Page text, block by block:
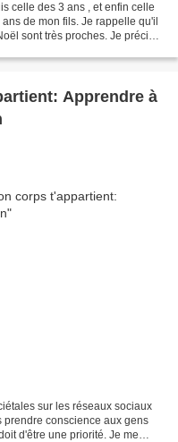
celle des 3 ans , et enfin celle
de mon fils. Je rappelle qu'il
sont très proches. Je précise
Apprendre à
sur les réseaux sociaux
prendre conscience aux gens
d'être une priorité. Je me